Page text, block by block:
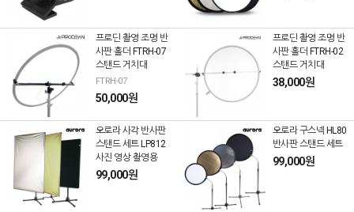
프로딘 촬영 조명 반
사판 홀더 FTRH-07
스탠드 거치대
FTRH-07
50,000원
프로딘 촬영 조명 반
사판 홀더 FTRH-02
스탠드 거치대
38,000원
오로라 사각 반사판
스탠드 세트 LP812
사진 영상 촬영용
99,000원
오로라 구스넥 HL80
반사판 스탠드 세트
99,000원